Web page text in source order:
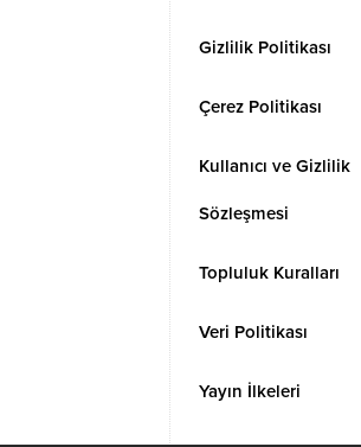
Gizlilik Politikası
Çerez Politikası
Kullanıcı ve Gizlilik
Sözleşmesi
Topluluk Kuralları
Veri Politikası
Yayın İlkeleri